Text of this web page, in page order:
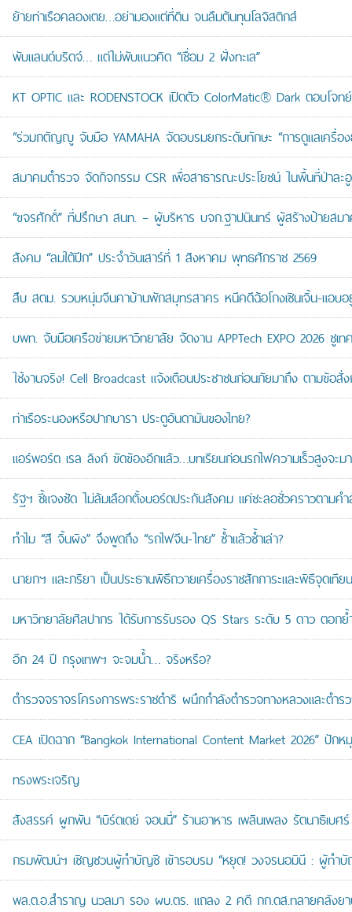
ย้ายท่าเรือคลองเตย…อย่ามองแต่ที่ดิน จนลืมต้นทุนโลจิสติกส์
พับแลนด์บริดจ์… แต่ไม่พับแนวคิด “เชื่อม 2 ฝั่งทะเล”
KT OPTIC และ RODENSTOCK เปิดตัว ColorMatic® Dark ตอบโจ
“ร่วมกตัญญู จับมือ YAMAHA จัดอบรมยกระดับทักษะ “การดูแลเครื่อ
สมาคมตำรวจ จัดกิจกรรม CSR เพื่อสาธารณะประโยชน์ ในพื้นที่ป่าละอู
“ขจรศักดิ์” ที่ปรึกษา สนท. – ผู้บริหาร บจก.ฐาปนินทร์ ผู้สร้างป้ายสม
สังคม “ลมใต้ปีก” ประจำวันเสาร์ที่ 1 สิงหาคม พุทธศักราช 2569
สืบ สตม. รวบหนุ่มจีนคาบ้านพักสมุทรสาคร หนีคดีฉ้อโกงเซินเจิ้น-แอบอ
บพท. จับมือเครือข่ายมหาวิทยาลัย จัดงาน APPTech EXPO 2026 ชูเ
ใช้งานจริง! Cell Broadcast แจ้งเตือนประชาชนก่อนภัยมาถึง ตามข้อสั่
ท่าเรือระนองหรือปากบารา ประตูอันดามันของไทย?
แอร์พอร์ต เรล ลิงก์ ขัดข้องอีกแล้ว…บทเรียนก่อนรถไฟความเร็วสูงจะม
รัฐฯ ชี้แจงชัด ไม่ล้มเลือกตั้งบอร์ดประกันสังคม แค่ชะลอชั่วคราวตามค
ทำไม “สี จิ้นผิง” จึงพูดถึง “รถไฟจีน-ไทย” ซ้ำแล้วซ้ำเล่า?
นายกฯ และภริยา เป็นประธานพิธีถวายเครื่องราชสักการะและพิธีจุดเ
มหาวิทยาลัยศิลปากร ได้รับการรับรอง QS Stars ระดับ 5 ดาว ตอก
อีก 24 ปี กรุงเทพฯ จะจมน้ำ… จริงหรือ?
ตำรวจจราจรโครงการพระราชดำริ ผนึกกำลังตำรวจทางหลวงและตำ
CEA เปิดฉาก “Bangkok International Content Market 2026” ปั
ทรงพระเจริญ
สังสรรค์ ผูกพัน “เบิร์ดเดย์ จอนนี่” ร้านอาหาร เพลินเพลง รัตนาธิเบศ
กรมพัฒน์ฯ เชิญชวนผู้ทำบัญชี เข้ารอบรม “หยุด! วงจรนอมินี : ผู้ทำ
พล.ต.อ.สำราญ นวลมา รอง ผบ.ตร. แถลง 2 คดี กก.ดส.ทลายคลังย